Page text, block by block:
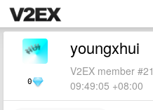
0
youngxhui
V2EX member
09:49:05 +08:00